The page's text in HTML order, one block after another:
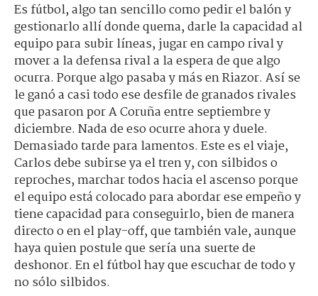
Es fútbol, algo tan sencillo como pedir el balón y
gestionarlo allí donde quema, darle la capacidad al
equipo para subir líneas, jugar en campo rival y
mover a la defensa rival a la espera de que algo
ocurra. Porque algo pasaba y más en Riazor. Así se
le ganó a casi todo ese desfile de granados rivales
que pasaron por A Coruña entre septiembre y
diciembre. Nada de eso ocurre ahora y duele.
Demasiado tarde para lamentos. Este es el viaje,
Carlos debe subirse ya el tren y, con silbidos o
reproches, marchar todos hacia el ascenso porque
el equipo está colocado para abordar ese empeño y
tiene capacidad para conseguirlo, bien de manera
directo o en el play-off, que también vale, aunque
haya quien postule que sería una suerte de
deshonor. En el fútbol hay que escuchar de todo y
no sólo silbidos.